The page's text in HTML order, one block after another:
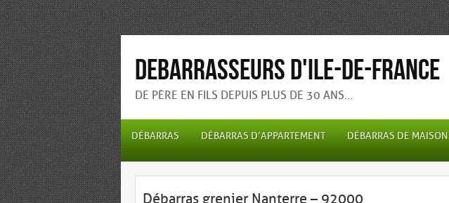
Debarrasseurs d'Ile-de-France
DE PÈRE EN FILS DEPUIS PLUS DE 30 ANS…
DÉBARRAS DÉBARRAS D’APPARTEMENT DÉBARRAS DE MAISON
Débarras grenier Nanterre – 92000